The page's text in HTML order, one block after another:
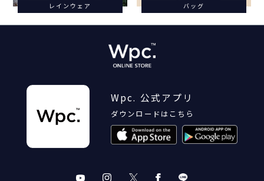
レインウェア バッグ
Wpc. 公式アプリ
ダウンロードはこちら